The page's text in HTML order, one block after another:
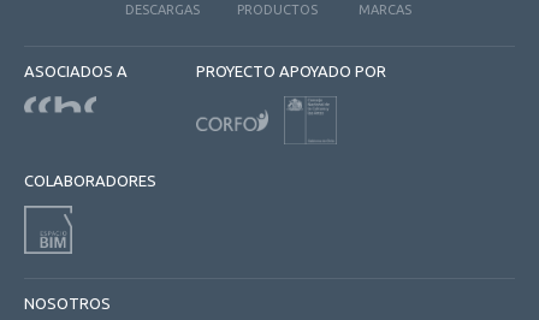
DESCARGAS PRODUCTOS MARCAS
ASOCIADOS A PROYECTO APOYADO POR
COLABORADORES
NOSOTROS